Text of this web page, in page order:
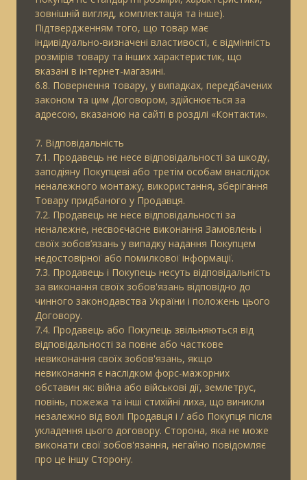
зовнішній вигляд, комплектація та інше).
Підтвердженням того, що товар має
індивідуально-визначені властивості, є відмінність
розмірів товару та інших характеристик, що
вказані в інтернет-магазині.
6.8. Повернення товару, у випадках, передбачених
законом та цим Договором, здійснюється за
адресою, вказаною на сайті в розділі «Контакти».
7. Відповідальність
7.1. Продавець не несе відповідальності за шкоду,
заподіяну Покупцеві або третім особам внаслідок
неналежного монтажу, використання, зберігання
Товару придбаного у Продавця.
7.2. Продавець не несе відповідальності за
неналежне, несвоєчасне виконання Замовлень і
своїх зобов’язань у випадку надання Покупцем
недостовірної або помилкової інформації.
7.3. Продавець і Покупець несуть відповідальність
за виконання своїх зобов'язань відповідно до
чинного законодавства України і положень цього
Договору.
7.4. Продавець або Покупець звільняються від
відповідальності за повне або часткове
невиконання своїх зобов'язань, якщо
невиконання є наслідком форс-мажорних
обставин як: війна або військові дії, землетрус,
повінь, пожежа та інші стихійні лиха, що виникли
незалежно від волі Продавця і / або Покупця після
укладення цього договору. Сторона, яка не може
виконати свої зобов'язання, негайно повідомляє
про це іншу Сторону.